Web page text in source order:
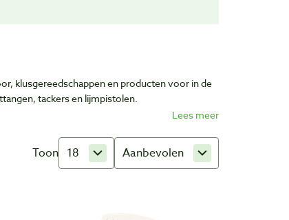
klusgereedschappen en producten voor in de
tackers en lijmpistolen.
Toon 18 Aanbevolen